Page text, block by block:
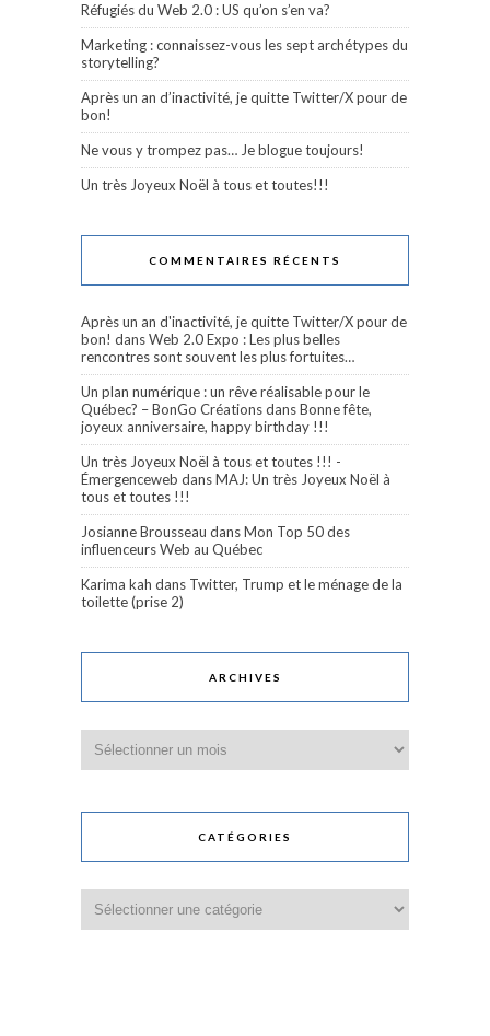
Réfugiés du Web 2.0 : US qu’on s’en va?
Marketing : connaissez-vous les sept archétypes du
storytelling?
Après un an d’inactivité, je quitte Twitter/X pour de
bon!
Ne vous y trompez pas… Je blogue toujours!
Un très Joyeux Noël à tous et toutes!!!
COMMENTAIRES RÉCENTS
Après un an d'inactivité, je quitte Twitter/X pour de
bon! dansWeb 2.0 Expo : Les plus belles
rencontres sont souvent les plus fortuites…
Un plan numérique : un rêve réalisable pour le
Québec? – BonGo CréationsdansBonne fête,
joyeux anniversaire, happy birthday !!!
Un très Joyeux Noël à tous et toutes !!! -
Émergenceweb dansMAJ: Un très Joyeux Noël à
tous et toutes !!!
Josianne Brousseau dansMon Top 50 des
influenceurs Web au Québec
Karima kah dans Twitter, Trump et le ménage de la
toilette (prise 2)
ARCHIVES
CATÉGORIES